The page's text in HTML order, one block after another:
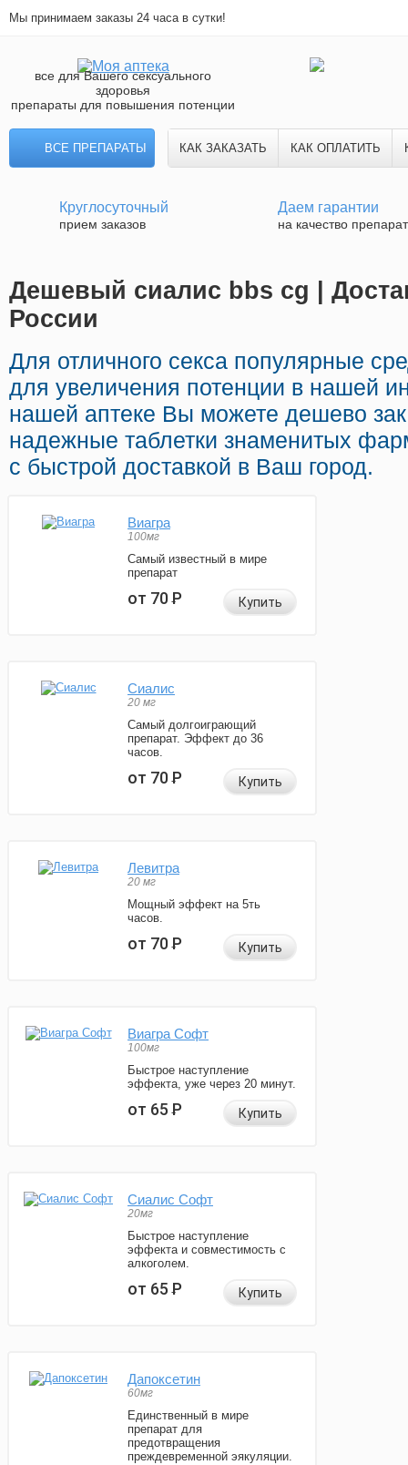
Мы принимаем заказы 24 часа в сутки!
все для Вашего сексуального
здоровья
препараты для повышения потенции
ВСЕ ПРЕПАРАТЫ КАК ЗАКАЗАТЬ КАК ОПЛАТИТЬ
Круглосуточный
прием заказов
Даем гарантии
на качество
Дешевый сиалис bbs cg |
России
Для отличного секса популярные
для увеличения потенции в нашей
нашей аптеке Вы можете дешево
надежные таблетки знаменитых
с быстрой доставкой в Ваш город.
Виагра
100мг
Самый известный в мире
препарат
от 70Р Купить
Сиалис
20 мг
Самый долгоиграющий
препарат. Эффект до 36
часов.
от 70Р Купить
Левитра
20 мг
Мощный эффект на 5ть
часов.
от 70Р Купить
Виагра Софт
100мг
Быстрое наступление
эффекта, уже через 20 минут.
от 65Р Купить
Сиалис Софт
20мг
Быстрое наступление
эффекта и совместимость с
алкоголем.
от 65Р Купить
Дапоксетин
60мг
Единственный в мире
препарат для
предотвращения
преждевременной эякуляции.